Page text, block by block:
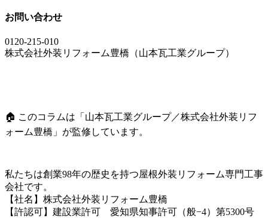
お問い合わせ
0120-215-010
株式会社外装リフォーム豊橋（山本瓦工業グループ）
🏠 このコラムは「山本瓦工業グループ／株式会社外装リフ
ォーム豊橋」が監修しています。
私たちは創業98年の歴史を持つ屋根外装リフォーム専門工事
会社です。
【社名】株式会社外装リフォーム豊橋
【許認可】建設業許可 愛知県知事許可（般−4）第5300号